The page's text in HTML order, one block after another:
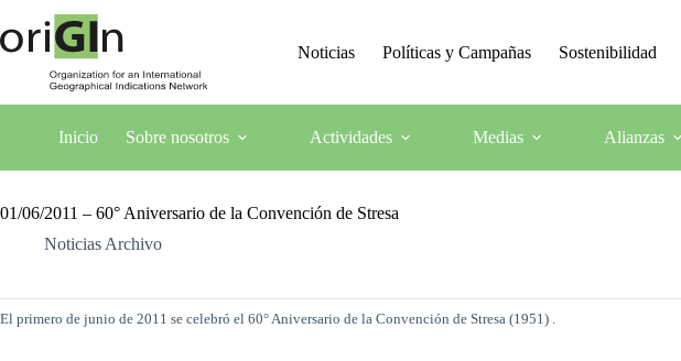
Noticias Políticas y Campañas Sostenibilidad
Inicio Sobre nosotros Actividades Medias Alianzas
01/06/2011 – 60° Aniversario de la Convención de Stresa
Noticias Archivo
El primero de junio de 2011 se celebró el 60° Aniversario de la Convención de Stresa (1951) .